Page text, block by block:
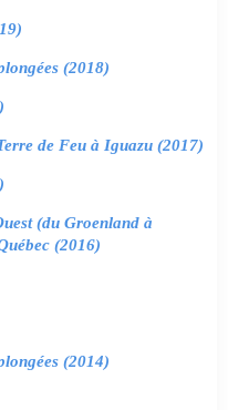
(2018)
de Feu à Iguazu (2017)
(du Groenland à
(2016)
(2014)